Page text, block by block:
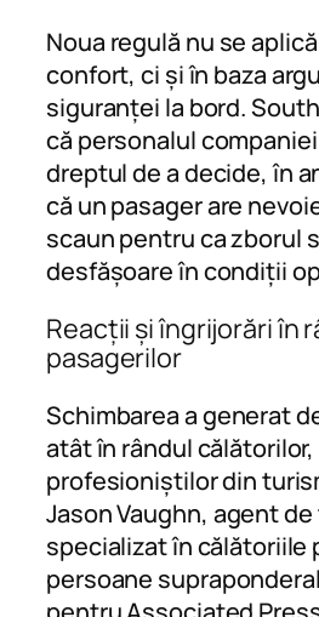
Noua regulă nu se
confort, ci și în baza
siguranței la bord.
că personalul
dreptul de a decide, în
că un pasager are
scaun pentru ca zborul
desfășoare în condiții
Reacții și îngrijorări în
pasagerilor
Schimbarea a generat
atât în rândul călătorilor,
profesioniștilor din
Jason Vaughn, agent
specializat în călătoriile
persoane